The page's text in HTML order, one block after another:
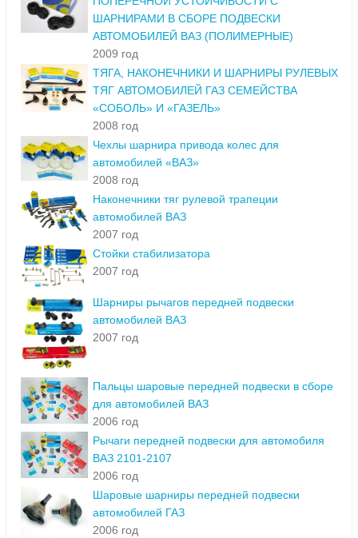
ШАРНИРАМИ В СБОРЕ ПОДВЕСКИ
АВТОМОБИЛЕЙ ВАЗ (ПОЛИМЕРНЫЕ)
2009 год
ТЯГА, НАКОНЕЧНИКИ И ШАРНИРЫ РУЛЕВЫХ
ТЯГ АВТОМОБИЛЕЙ ГАЗ СЕМЕЙСТВА
«СОБОЛЬ» И «ГАЗЕЛЬ»
2008 год
Чехлы шарнира привода колес для
автомобилей «ВАЗ»
2008 год
Наконечники тяг рулевой трапеции
автомобилей ВАЗ
2007 год
Стойки стабилизатора
2007 год
Шарниры рычагов передней подвески
автомобилей ВАЗ
2007 год
Пальцы шаровые передней подвески в сборе
для автомобилей ВАЗ
2006 год
Рычаги передней подвески для автомобиля
ВАЗ 2101-2107
2006 год
Шаровые шарниры передней подвески
автомобилей ГАЗ
2006 год